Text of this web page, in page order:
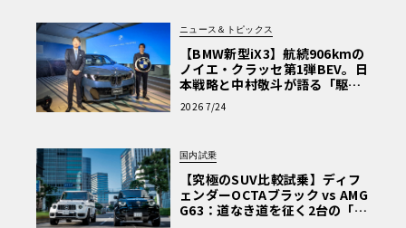
ニュース＆トピックス
【BMW新型iX3】航続906kmの
ノイエ・クラッセ第1弾BEV。日
本戦略と中村敬斗が語る「駆け
ぬける歓び」
2026 7/24
国内試乗
【究極のSUV比較試乗】ディフ
ェンダーOCTAブラック vs AMG
G63：道なき道を征く2台の「対